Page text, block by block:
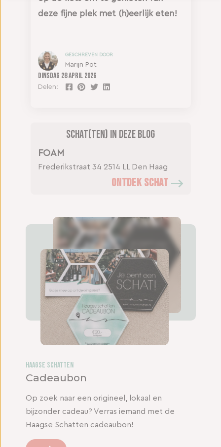
Dinsdag 28 april 2026
Delen:
deze fijne plek met (h)eerlijk eten!
GESCHREVEN DOOR
Marijn Pot
Schat(ten) in deze blog
FOAM
Frederikstraat 34 2514 LL Den Haag
ONTDEK SCHAT
Haagse Schatten
Cadeaubon
Op zoek naar een origineel, lokaal en
bijzonder cadeau? Verras iemand met de
Haagse Schatten cadeaubon!